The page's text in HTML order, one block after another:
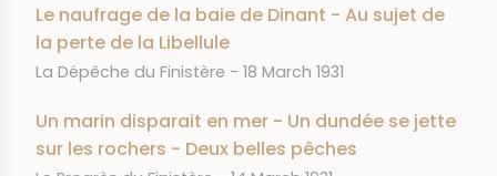
Le naufrage de la baie de Dinant - Au sujet de
la perte de la Libellule
JOURNAL
La Dépêche du Finistère DATE
18 March 1931
Un marin disparait en mer - Un dundée se jette
sur les rochers - Deux belles pêches